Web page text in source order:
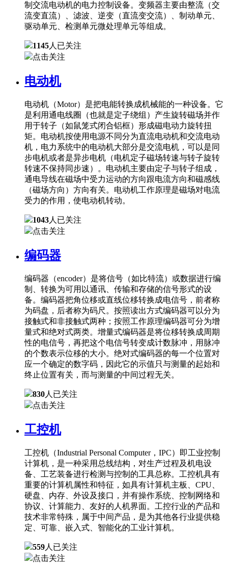
制交流电动机的电力控制设备。变频器主要由整流（交
流变直流）、滤波、逆变（直流变交流）、制动单元、
驱动单元、检测单元微处理单元等组成。
1145人已关注
点击关注
电动机
电动机（Motor）是把电能转换成机械能的一种设备。它
是利用通电线圈（也就是定子绕组）产生旋转磁场并作
用于转子（如鼠笼式闭合铝框）形成磁电动力旋转扭
矩。电动机按使用电源不同分为直流电动机和交流电动
机，电力系统中的电动机大部分是交流电机，可以是同
步电机或者是异步电机（电机定子磁场转速与转子旋转
转速不保持同步速）。电动机主要由定子与转子组成，
通电导线在磁场中受力运动的方向跟电流方向和磁感线
（磁场方向）方向有关。电动机工作原理是磁场对电流
受力的作用，使电动机转动。
1043人已关注
点击关注
编码器
编码器（encoder）是将信号（如比特流）或数据进行编
制、转换为可用以通讯、传输和存储的信号形式的设
备。编码器把角位移或直线位移转换成电信号，前者称
为码盘，后者称为码尺。按照读出方式编码器可以分为
接触式和非接触式两种；按照工作原理编码器可分为增
量式和绝对式两类。增量式编码器是将位移转换成周期
性的电信号，再把这个电信号转变成计数脉冲，用脉冲
的个数表示位移的大小。绝对式编码器的每一个位置对
应一个确定的数字码，因此它的示值只与测量的起始和
终止位置有关，而与测量的中间过程无关。
830人已关注
点击关注
工控机
工控机（Industrial Personal Computer，IPC）即工业控制
计算机，是一种采用总线结构，对生产过程及机电设
备、工艺装备进行检测与控制的工具总称。工控机具有
重要的计算机属性和特征，如具有计算机主板、CPU、
硬盘、内存、外设及接口，并有操作系统、控制网络和
协议、计算能力、友好的人机界面。工控行业的产品和
技术非常特殊，属于中间产品，是为其他各行业提供稳
定、可靠、嵌入式、智能化的工业计算机。
559人已关注
点击关注